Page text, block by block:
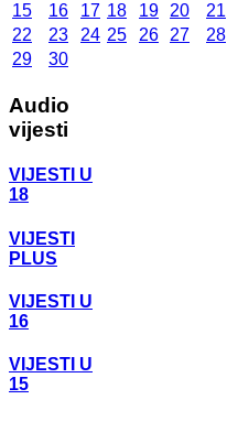
15
16 17 18 19 20
21
22
23 24 25 26 27
28
29
30
Audio
vijesti
VIJESTI U
18
VIJESTI
PLUS
VIJESTI U
16
VIJESTI U
15